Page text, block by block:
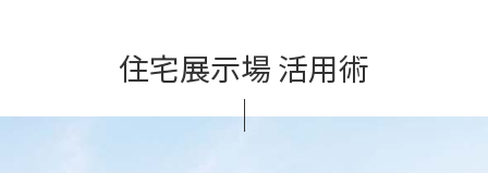
住宅展示場 活用術